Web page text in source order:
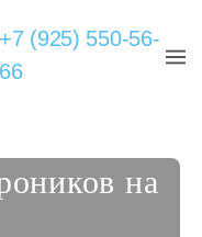
+7 (925) 550-56-
66
на